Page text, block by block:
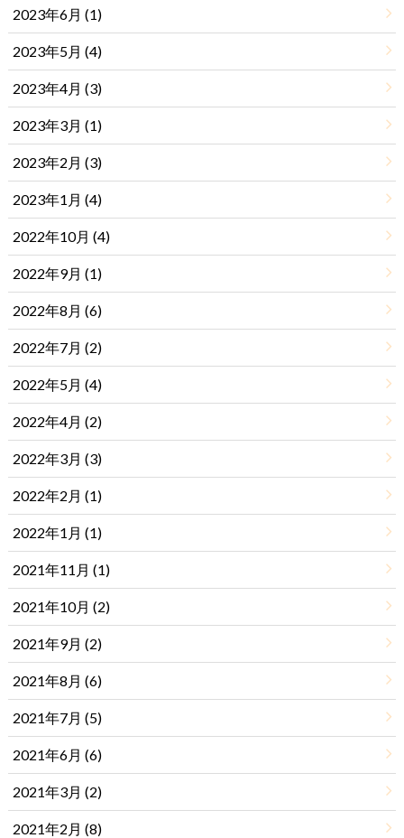
2023年6月 (1)
2023年5月 (4)
2023年4月 (3)
2023年3月 (1)
2023年2月 (3)
2023年1月 (4)
2022年10月 (4)
2022年9月 (1)
2022年8月 (6)
2022年7月 (2)
2022年5月 (4)
2022年4月 (2)
2022年3月 (3)
2022年2月 (1)
2022年1月 (1)
2021年11月 (1)
2021年10月 (2)
2021年9月 (2)
2021年8月 (6)
2021年7月 (5)
2021年6月 (6)
2021年3月 (2)
2021年2月 (8)